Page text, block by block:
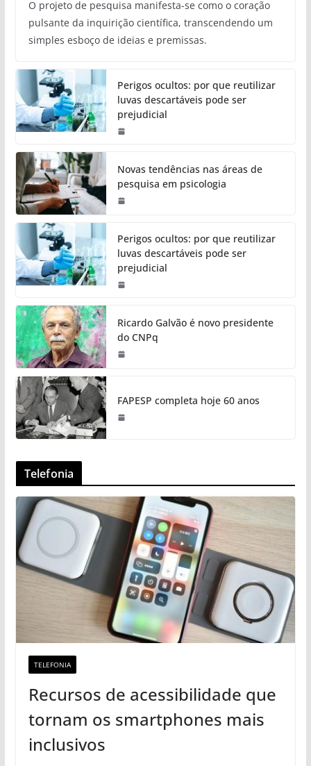
O projeto de pesquisa manifesta-se como o coração
pulsante da inquirição científica, transcendendo um
simples esboço de ideias e premissas.
Perigos ocultos: por que reutilizar
luvas descartáveis pode ser
prejudicial
Novas tendências nas áreas de
pesquisa em psicologia
Perigos ocultos: por que reutilizar
luvas descartáveis pode ser
prejudicial
Ricardo Galvão é novo presidente
do CNPq
FAPESP completa hoje 60 anos
Telefonia
TELEFONIA
Recursos de acessibilidade que
tornam os smartphones mais
inclusivos